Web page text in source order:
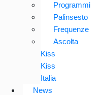
Programmi
Palinsesto
Frequenze
Ascolta
Kiss
Kiss
Italia
News